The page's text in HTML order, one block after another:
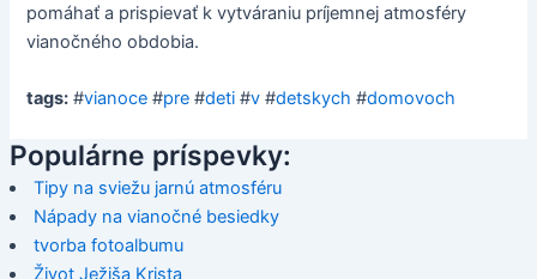
pomáhať a prispievať k vytváraniu príjemnej atmosféry
vianočného obdobia.
tags: #vianoce #pre #deti #v #detskych #domovoch
Populárne príspevky:
Tipy na sviežu jarnú atmosféru
Nápady na vianočné besiedky
tvorba fotoalbumu
Život Ježiša Krista